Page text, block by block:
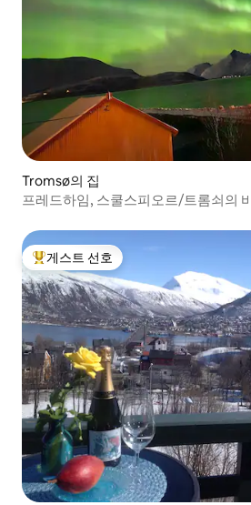
Tromsø의 집
프레드하임, 스쿨스피오르/트롬쇠의
상위 게스트 선호
게스트 선호